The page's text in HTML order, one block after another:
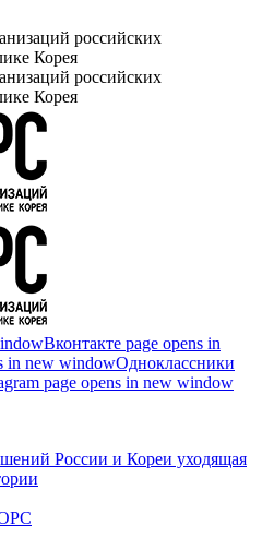
российских
Корея
российских
Корея
Вконтакте page opens in
in new windowОдноклассники
page opens in new window
России и Кореи уходящая